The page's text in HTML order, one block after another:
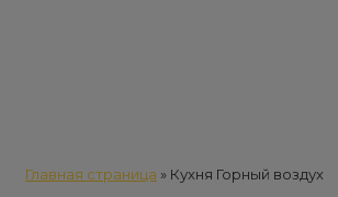
Главная страница » Кухня Горный воздух